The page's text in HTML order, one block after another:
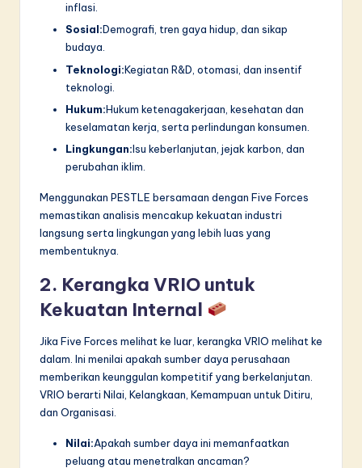
inflasi.
Sosial:Demografi, tren gaya hidup, dan sikap
budaya.
Teknologi:Kegiatan R&D, otomasi, dan insentif
teknologi.
Hukum:Hukum ketenagakerjaan, kesehatan dan
keselamatan kerja, serta perlindungan konsumen.
Lingkungan:Isu keberlanjutan, jejak karbon, dan
perubahan iklim.
Menggunakan PESTLE bersamaan dengan Five Forces
memastikan analisis mencakup kekuatan industri
langsung serta lingkungan yang lebih luas yang
membentuknya.
2. Kerangka VRIO untuk
Kekuatan Internal
Jika Five Forces melihat ke luar, kerangka VRIO melihat ke
dalam. Ini menilai apakah sumber daya perusahaan
memberikan keunggulan kompetitif yang berkelanjutan.
VRIO berarti Nilai, Kelangkaan, Kemampuan untuk Ditiru,
dan Organisasi.
Nilai:Apakah sumber daya ini memanfaatkan
peluang atau menetralkan ancaman?